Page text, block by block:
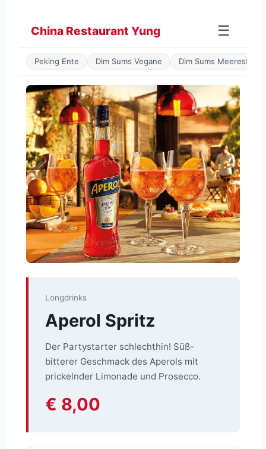
springen
China Restaurant Yung ☰
Peking Ente Dim Sums Vegane Dim Sums
Longdrinks
Aperol Spritz
Der Partystarter schlechthin! Süß-
bitterer Geschmack des Aperols mit
prickelnder Limonade und Prosecco.
€ 8,00